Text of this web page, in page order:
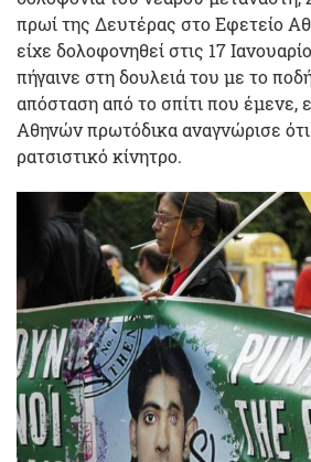
πρωί της Δευτέρας στο Εφετείο
είχε δολοφονηθεί στις 17
πήγαινε στη δουλειά του με το
απόσταση από το σπίτι που έμενε,
Αθηνών πρωτόδικα αναγνώρισε
ρατσιστικό κίνητρο.